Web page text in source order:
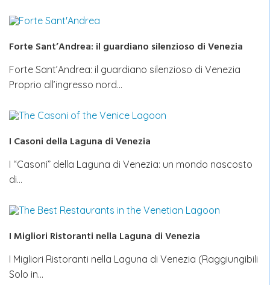
Forte Sant’Andrea: il guardiano silenzioso di Venezia
Forte Sant’Andrea: il guardiano silenzioso di Venezia
Proprio all’ingresso nord…
I Casoni della Laguna di Venezia
I “Casoni” della Laguna di Venezia: un mondo nascosto
di…
I Migliori Ristoranti nella Laguna di Venezia
I Migliori Ristoranti nella Laguna di Venezia (Raggiungibili
Solo in…